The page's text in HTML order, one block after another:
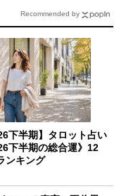
下半期】タロット占い
下半期の総合運》12
ンキング
Recommended by